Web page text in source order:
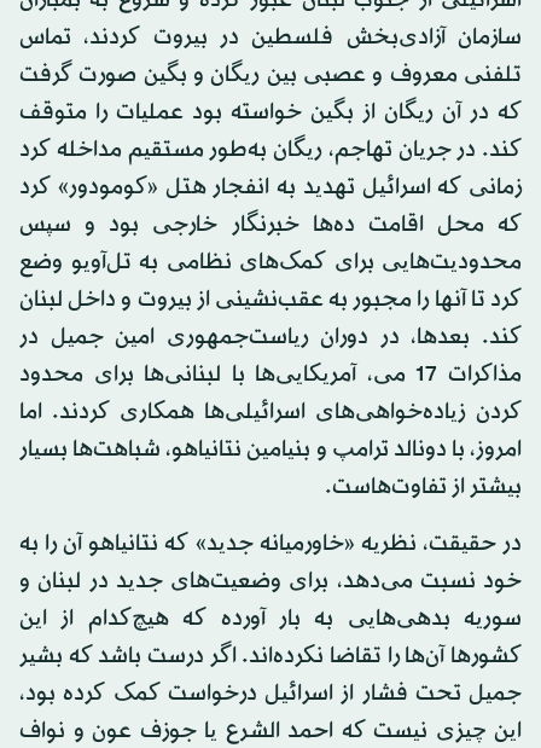
سازمان آزادی‌بخش فلسطین در بیروت کردند، تماس
تلفنی معروف و عصبی بین ریگان و بگین صورت گرفت
که در آن ریگان از بگین خواسته بود عملیات را متوقف
کند. در جریان تهاجم، ریگان به‌طور مستقیم مداخله کرد
زمانی که اسرائیل تهدید به انفجار هتل «کومودور» کرد
که محل اقامت ده‌ها خبرنگار خارجی بود و سپس
محدودیت‌هایی برای کمک‌های نظامی به تل‌آویو وضع
کرد تا آنها را مجبور به عقب‌نشینی از بیروت و داخل لبنان
کند. بعدها، در دوران ریاست‌جمهوری امین جمیل در
مذاکرات 17 می، آمریکایی‌ها با لبنانی‌ها برای محدود
کردن زیاده‌خواهی‌های اسرائیلی‌ها همکاری کردند. اما
امروز، با دونالد ترامپ و بنیامین نتانیاهو، شباهت‌ها بسیار
بیشتر از تفاوت‌هاست.
در حقیقت، نظریه «خاورمیانه جدید» که نتانیاهو آن را به
خود نسبت می‌دهد، برای وضعیت‌های جدید در لبنان و
سوریه بدهی‌هایی به بار آورده که هیچ‌کدام از این
کشورها آن‌ها را تقاضا نکرده‌اند. اگر درست باشد که بشیر
جمیل تحت فشار از اسرائیل درخواست کمک کرده بود،
این چیزی نیست که احمد الشرع یا جوزف عون و نواف